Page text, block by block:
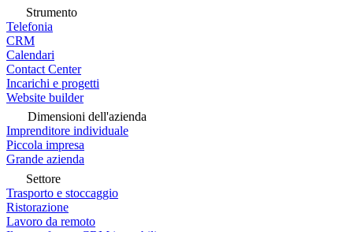
Strumento
Telefonia
CRM
Calendari
Contact Center
Incarichi e progetti
Website builder
Dimensioni dell'azienda
Imprenditore individuale
Piccola impresa
Grande azienda
Settore
Trasporto e stoccaggio
Ristorazione
Lavoro da remoto